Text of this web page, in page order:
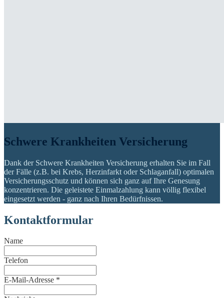
Schwere Krankheiten Versicherung
Dank der Schwere Krankheiten Versicherung erhalten Sie im Fall
der Fälle (z.B. bei Krebs, Herzinfarkt oder Schlaganfall) optimalen
Versicherungsschutz und können sich ganz auf Ihre Genesung
konzentrieren. Die geleistete Einmalzahlung kann völlig flexibel
eingesetzt werden - ganz nach Ihren Bedürfnissen.
Kontaktformular
Name
Telefon
E-Mail-Adresse *